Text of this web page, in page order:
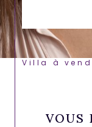
Villa à
VOUS